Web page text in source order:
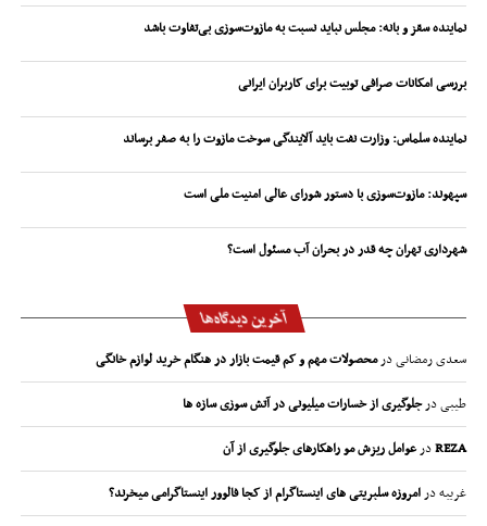
نماینده سقز و بانه: مجلس نباید نسبت به مازوت‌سوزی بی‌تفاوت باشد
بررسی امکانات صرافی توبیت برای کاربران ایرانی
نماینده سلماس: وزارت نفت باید آلایندگی سوخت مازوت را به صفر برساند
سپهوند:‌ مازوت‌سوزی با دستور شورای عالی امنیت ملی است
شهرداری تهران چه قدر در بحران آب مسئول است؟
آخرین دیدگاه‌ها
سعدی رمضانیدرمحصولات مهم و کم قیمت بازار در هنگام خرید لوازم خانگی
طیبیدرجلوگیری از خسارات میلیونی در آتش سوزی سازه ها
REZAدرعوامل ریزش مو راهکارهای جلوگیری از آن
غریبهدرامروزه سلبریتی های اینستاگرام از کجا فالوور اینستاگرامی میخرند؟